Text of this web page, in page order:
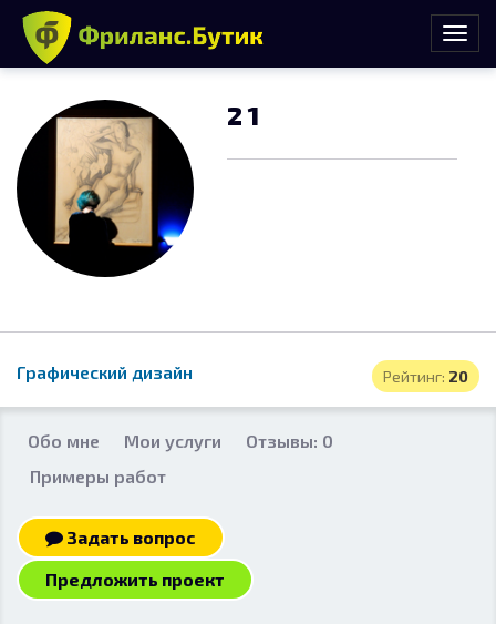
2 1
Рейтинг: 20
Графический дизайн
Обо мне Мои услуги
Отзывы: 0
Примеры работ
Задать вопрос
Предложить проект